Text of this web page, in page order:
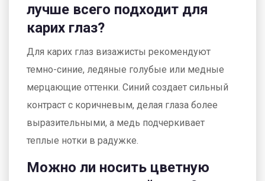
лучше всего подходит для
карих глаз?
Для карих глаз визажисты рекомендуют
темно-синие, ледяные голубые или медные
мерцающие оттенки. Синий создает сильный
контраст с коричневым, делая глаза более
выразительными, а медь подчеркивает
теплые нотки в радужке.
Можно ли носить цветную